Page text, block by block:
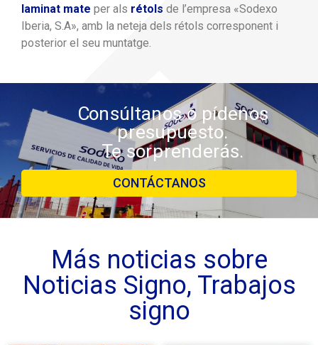
laminat mate per als rétols de l’empresa «Sodexo
Iberia, S.A», amb la neteja dels rétols corresponent i
posterior el seu muntatge.
Consúltanos o pídenos
presupuesto.
Te sorprenderás.
CONTÁCTANOS
Más noticias sobre
Noticias Signo, Trabajos
signo